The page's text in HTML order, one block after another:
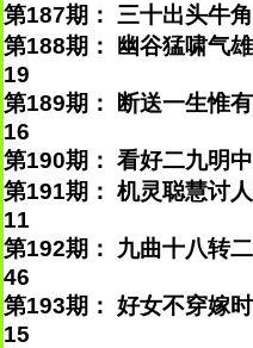
第187期： 三十出头牛
第188期： 幽谷猛啸气
19
第189期： 断送一生惟
16
第190期： 看好二九明
第191期： 机灵聪慧讨
11
第192期： 九曲十八转
46
第193期： 好女不穿嫁
15